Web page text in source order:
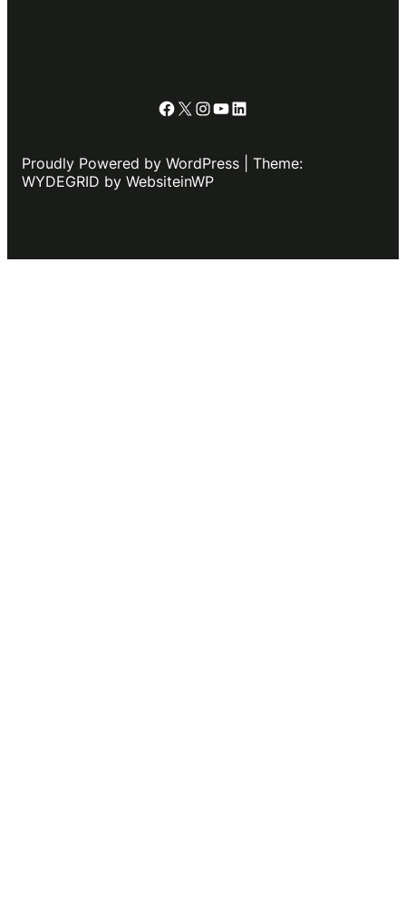
Facebook
X Instagram
YouTube
LinkedIn
Proudly Powered by WordPress | Theme:
WYDEGRID by WebsiteinWP